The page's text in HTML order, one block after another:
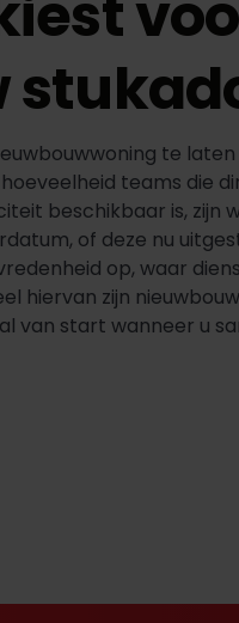
te
teams die
beschikbaar is, zijn
of deze nu
op, waar
hiervan zijn
van start wanneer u